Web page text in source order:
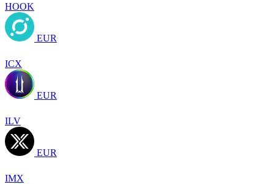
HOOK
EUR
ICX
EUR
ILV
EUR
IMX